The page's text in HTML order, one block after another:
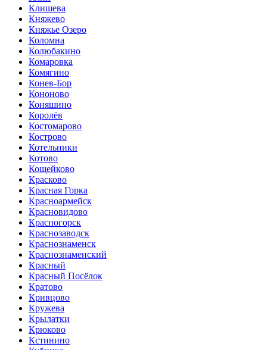
Клишева
Княжево
Княжье Озеро
Коломна
Колюбакино
Комаровка
Комягино
Конев-Бор
Кононово
Коняшино
Королёв
Костомарово
Кострово
Котельники
Котово
Кощейково
Красково
Красная Горка
Красноармейск
Красновидово
Красногорск
Краснозаводск
Краснознаменск
Краснознаменский
Красный
Красный Посёлок
Кратово
Кривцово
Кружева
Крылатки
Крюково
Кстинино